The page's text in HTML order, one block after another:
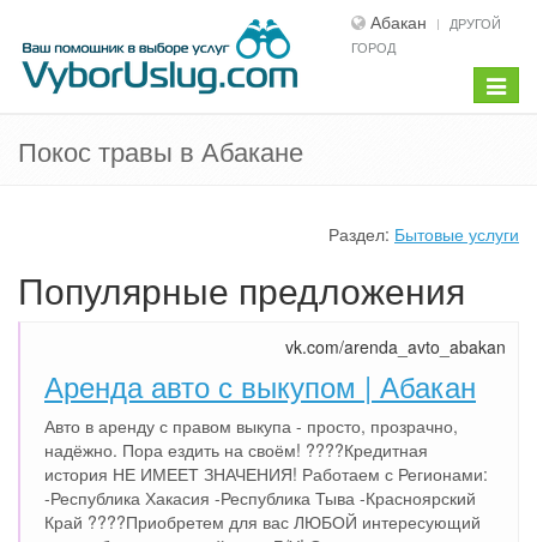
Абакан
ДРУГОЙ
ГОРОД
меню
Покос травы в Абакане
Раздел: Бытовые услуги
Популярные предложения
vk.com/arenda_avto_abakan
Аренда авто с выкупом | Абакан
Авто в аренду с правом выкупа - просто, прозрачно,
надёжно. Пора ездить на своём! ????Кредитная
история НЕ ИМЕЕТ ЗНАЧЕНИЯ! Работаем с Регионами:
-Республика Хакасия -Республика Тыва -Красноярский
Край ????Приобретем для вас ЛЮБОЙ интересующий